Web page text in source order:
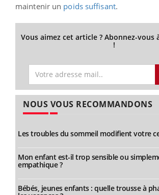
maintenir un poids suffisant.
Vous aimez cet article ? Abonnez-vous
!
NOUS VOUS RECOMMANDONS
Les troubles du sommeil modifient votre
Mon enfant est-il trop sensible ou
empathique ?
Bébés, jeunes enfants : quelle trousse à